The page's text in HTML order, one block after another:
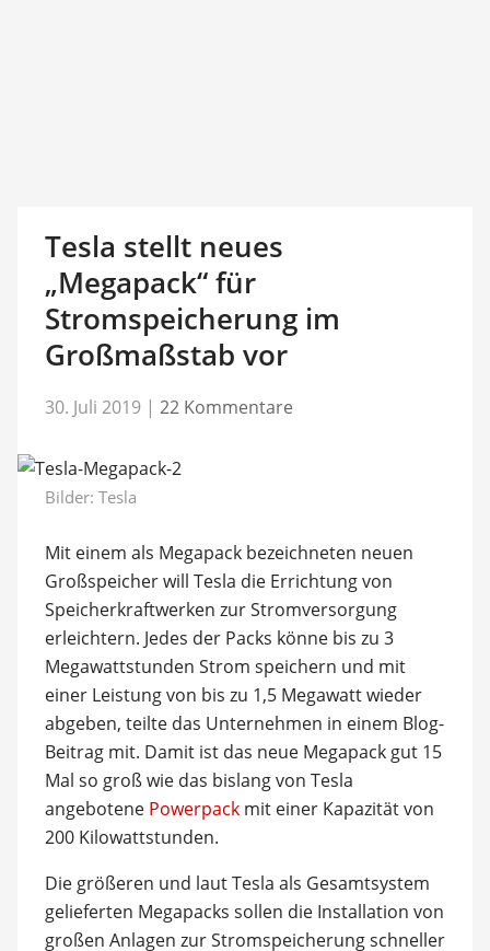
Tesla stellt neues
„Megapack“ für
Stromspeicherung im
Großmaßstab vor
30. Juli 2019 | 22 Kommentare
Bilder: Tesla
Mit einem als Megapack bezeichneten neuen
Großspeicher will Tesla die Errichtung von
Speicherkraftwerken zur Stromversorgung
erleichtern. Jedes der Packs könne bis zu 3
Megawattstunden Strom speichern und mit
einer Leistung von bis zu 1,5 Megawatt wieder
abgeben, teilte das Unternehmen in einem Blog-
Beitrag mit. Damit ist das neue Megapack gut 15
Mal so groß wie das bislang von Tesla
angebotene Powerpackmit einer Kapazität von
200 Kilowattstunden.
Die größeren und laut Tesla als Gesamtsystem
gelieferten Megapacks sollen die Installation von
großen Anlagen zur Stromspeicherung schneller